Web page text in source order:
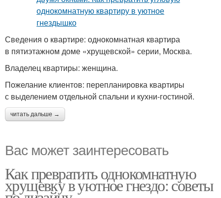
Сведения о квартире: однокомнатная квартира
в пятиэтажном доме «хрущевской» серии, Москва.
Владелец квартиры: женщина.
Пожелание клиентов: перепланировка квартиры
с выделением отдельной спальни и кухни-гостиной.
читать дальше →
Вас может заинтересовать
Как превратить однокомнатную
хрущевку в уютное гнездо: советы